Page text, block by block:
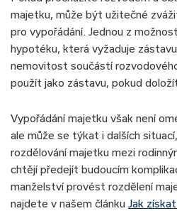
majetku, může být užitečné
pro vypořádání. Jednou z
hypotéku, která vyžaduje
nemovitost součástí
použít jako zástavu, pokud
Vypořádání majetku však není
ale může se týkat i dalších
rozdělování majetku mezi
chtějí předejít budoucím
manželství provést rozdělení
najdete v našem článku Jak